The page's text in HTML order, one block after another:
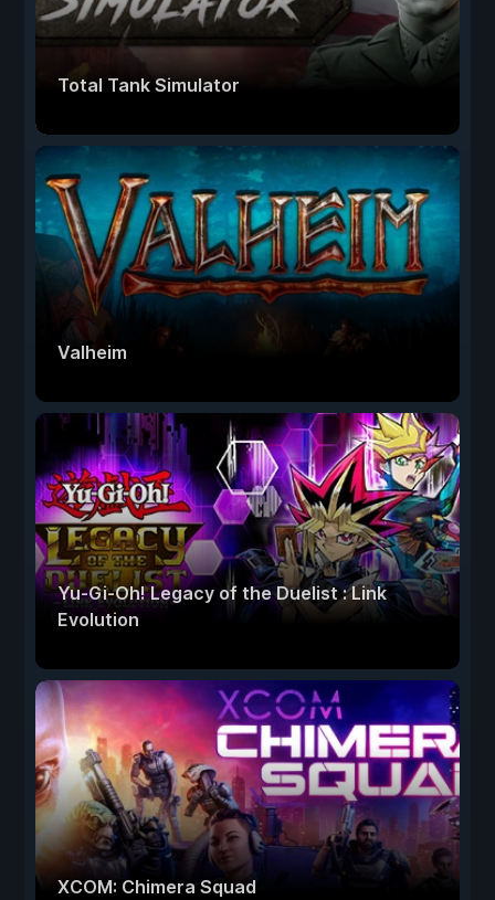
Total Tank Simulator
Valheim
Yu-Gi-Oh! Legacy of the Duelist : Link
Evolution
XCOM: Chimera Squad